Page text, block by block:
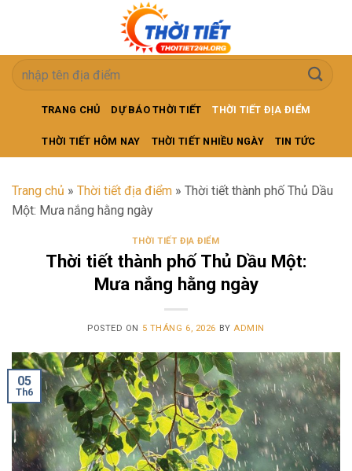
TRANG CHỦ DỰ BÁO THỜI TIẾT THỜI TIẾT ĐỊA ĐIỂM
THỜI TIẾT HÔM NAY THỜI TIẾT NHIỀU NGÀY TIN TỨC
Trang chủ » Thời tiết địa điểm » Thời tiết thành phố Thủ Dầu
Một: Mưa nắng hằng ngày
THỜI TIẾT ĐỊA ĐIỂM
Thời tiết thành phố Thủ Dầu Một:
Mưa nắng hằng ngày
POSTED ON 5 THÁNG 6, 2026 BY ADMIN
05
Th6